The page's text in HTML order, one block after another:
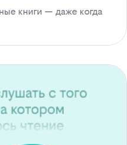
книги — даже когда